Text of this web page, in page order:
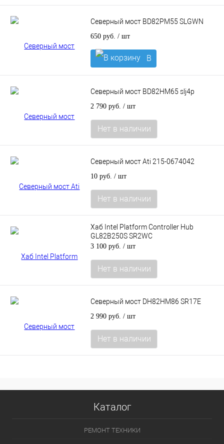
корзину
Северный мост BD82PM55 SLGWN
650 руб. / шт
В
корзину
Северный мост BD82HM65 slj4p
2 790 руб. / шт
Нет в наличии
Северный мост Ati 215-0674042
10 руб. / шт
Нет в наличии
Хаб Intel Platform Controller Hub
GL82B250S SR2WC
3 100 руб. / шт
Нет в наличии
Северный мост DH82HM86 SR17E
2 990 руб. / шт
Нет в наличии
Каталог
РЕМОНТ ТЕХНИКИ